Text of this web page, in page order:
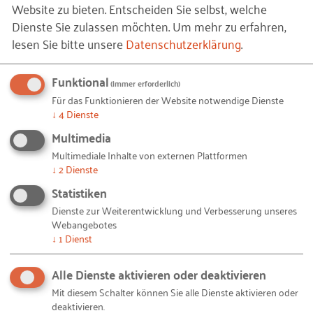
Umsetzung haben die Einbindung der internen
Akteure, wie dem Gesundheitsnetzwerk und dem
von Krankenkassen oder Seminaranbietern einen
hohen Stellenwert.
Ein effizientes Gesundheitsmanagement muss
darüber hinaus systematisch konzipiert und auf die
Besonderheiten des Unternehmens abgestimmt
sein, auch wenn dieser Prozess immer einen
gewissen Vorlauf in Anspruch nimmt. Je
ganzheitlicher das Gesundheitsmanagement also
wird, umso stärker bewegt es sich in Richtung
Organisationsentwicklung.
>> Ausführliche Informationen auf der
Website zu bieten. Entscheiden Sie selbst, welche
Dienste Sie zulassen möchten.Um mehr zu erfahren,
lesen Sie bitte unsereDatenschutzerklärung.
Funktional(immer erforderlich)
Für das Funktionieren der Website notwendige Dienste
↓ 4Dienste
Multimedia
Multimediale Inhalte von externen Plattformen
↓ 2Dienste
Statistiken
Dienste zur Weiterentwicklung und Verbesserung unseres
Webangebotes
↓ 1 Dienst
Alle Dienste aktivieren oder deaktivieren
Mit diesem Schalter können Sie alle Dienste aktivieren oder
deaktivieren.